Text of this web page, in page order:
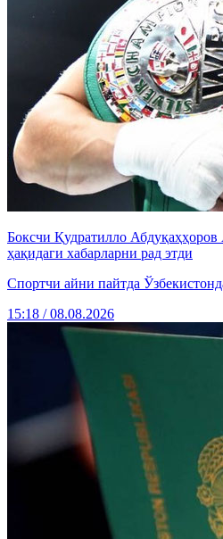
Боксчи Қудратилло
ҳақидаги хабарларни рад этди
Спортчи айни пайтда
15:18 / 08.08.2026